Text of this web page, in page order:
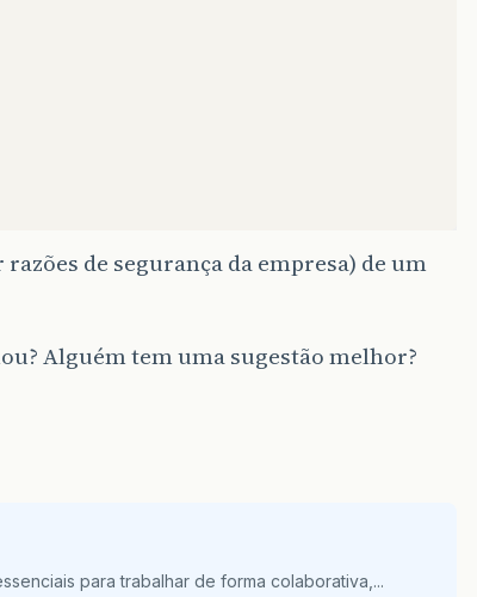
de segurança da empresa) de um
Alguém tem uma sugestão melhor?
para trabalhar de forma colaborativa,...